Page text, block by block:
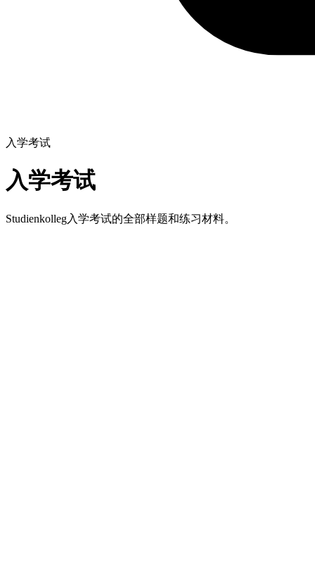
入学考试
入学考试
Studienkolleg入学考试的全部样题和练习材料。